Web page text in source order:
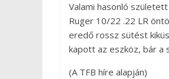
Valami hasonló
Ruger 10/22 .22 LR
eredő rossz sütést
kapott az eszköz, bár a
(A TFB híre alapján)